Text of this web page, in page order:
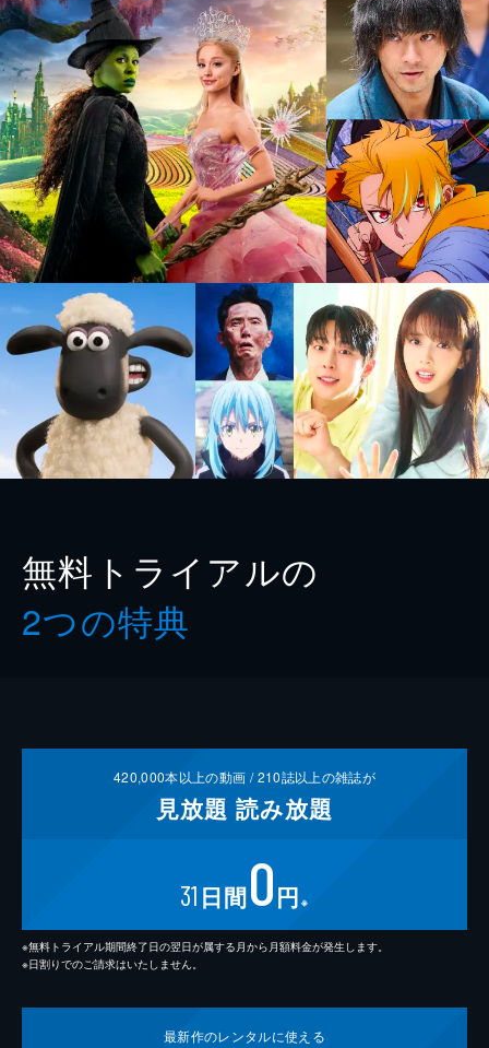
無料トライアルの
2つの特典
420,000本以上の動画 /210誌以上の雑誌が
見放題 読み放題
31 日間0円 ※
※無料トライアル期間終了日の翌日が属する月から月額料金が発生します。
※日割りでのご請求はいたしません。
最新作のレンタルに使える